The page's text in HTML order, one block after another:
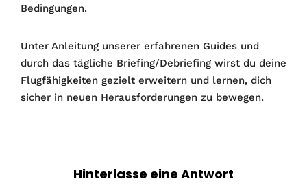
Bedingungen.
Unter Anleitung unserer erfahrenen Guides und
durch das tägliche Briefing/Debriefing wirst du deine
Flugfähigkeiten gezielt erweitern und lernen, dich
sicher in neuen Herausforderungen zu bewegen.
Hinterlasse eine Antwort